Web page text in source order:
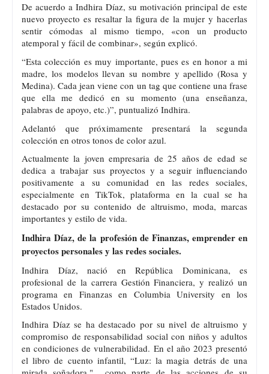
De acuerdo a Indhira Díaz, su motivación principal de este
nuevo proyecto es resaltar la figura de la mujer y hacerlas
sentir cómodas al mismo tiempo, «con un producto
atemporal y fácil de combinar», según explicó.
“Esta colección es muy importante, pues es en honor a mi
madre, los modelos llevan su nombre y apellido (Rosa y
Medina). Cada jean viene con un tag que contiene una frase
que ella me dedicó en su momento (una enseñanza,
palabras de apoyo, etc.)”, puntualizó Indhira.
Adelantó que próximamente presentará la segunda
colección en otros tonos de color azul.
Actualmente la joven empresaria de 25 años de edad se
dedica a trabajar sus proyectos y a seguir influenciando
positivamente a su comunidad en las redes sociales,
especialmente en TikTok, plataforma en la cual se ha
destacado por su contenido de altruismo, moda, marcas
importantes y estilo de vida.
Indhira Díaz, de la profesión de Finanzas, emprender en
proyectos personales y las redes sociales.
Indhira Díaz, nació en República Dominicana, es
profesional de la carrera Gestión Financiera, y realizó un
programa en Finanzas en Columbia University en los
Estados Unidos.
Indhira Díaz se ha destacado por su nivel de altruismo y
compromiso de responsabilidad social con niños y adultos
en condiciones de vulnerabilidad. En el año 2023 presentó
el libro de cuento infantil, “Luz: la magia detrás de una